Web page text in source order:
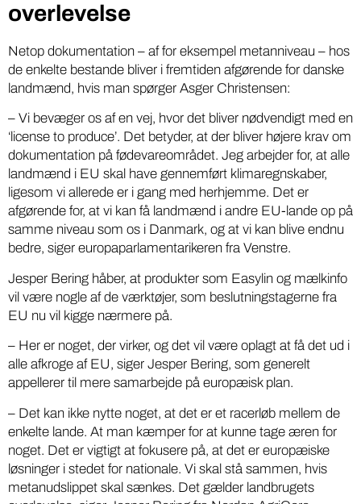
overlevelse
Netop dokumentation – af for eksempel metanniveau – hos
de enkelte bestande bliver i fremtiden afgørende for danske
landmænd, hvis man spørger Asger Christensen:
– Vi bevæger os af en vej, hvor det bliver nødvendigt med en
‘license to produce’. Det betyder, at der bliver højere krav om
dokumentation på fødevareområdet. Jeg arbejder for, at alle
landmænd i EU skal have gennemført klimaregnskaber,
ligesom vi allerede er i gang med herhjemme. Det er
afgørende for, at vi kan få landmænd i andre EU-lande op på
samme niveau som os i Danmark, og at vi kan blive endnu
bedre, siger europaparlamentarikeren fra Venstre.
Jesper Bering håber, at produkter som Easylin og mælkinfo
vil være nogle af de værktøjer, som beslutningstagerne fra
EU nu vil kigge nærmere på.
– Her er noget, der virker, og det vil være oplagt at få det ud i
alle afkroge af EU, siger Jesper Bering, som generelt
appellerer til mere samarbejde på europæisk plan.
– Det kan ikke nytte noget, at det er et racerløb mellem de
enkelte lande. At man kæmper for at kunne tage æren for
noget. Det er vigtigt at fokusere på, at det er europæiske
løsninger i stedet for nationale. Vi skal stå sammen, hvis
metanudslippet skal sænkes. Det gælder landbrugets